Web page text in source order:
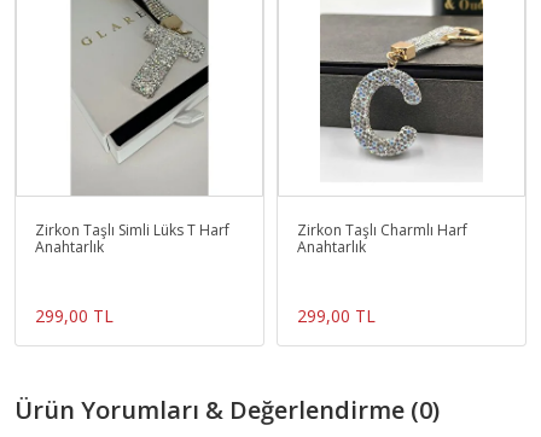
Zirkon Taşlı Simli Lüks T Harf
Anahtarlık
299,00 TL
Zirkon Taşlı Charmlı Harf
Anahtarlık
299,00 TL
Ürün Yorumları & Değerlendirme (0)